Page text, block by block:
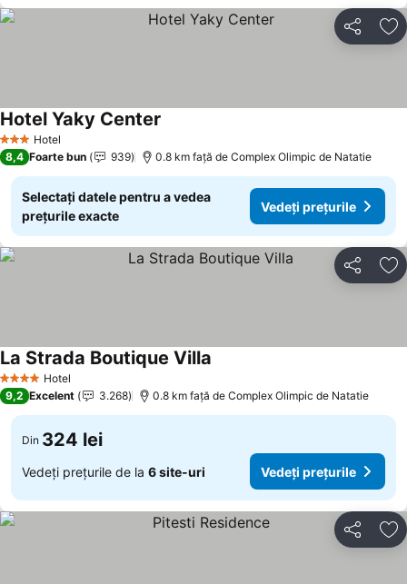
Distribuiți
3 SteleHotel
Hotel Yaky Center
8,4 Foarte bun 939 0.8 km faţă de Complex Olimpic de Natatie
Selectați datele pentru a vedea
prețurile exacte
Vedeți prețurile
Distribuiți
4 Stele Hotel
La Strada Boutique Villa
9,2 Excelent 3.268 0.8 km faţă de Complex Olimpic de Natatie
Din 324 lei
Vedeți prețurile de la 6 site-uri Vedeți prețurile
Distribuiți